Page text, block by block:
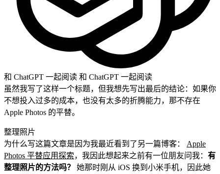
和 ChatGPT 一起阅读 和 ChatGPT 一起阅读
虽然我写了这样一个标题，但我想先写出最后的结论：如果你
不想投入过多的成本，也没有太多的折腾能力，那不存在
Apple Photos 的平替。
整理照片
为什么写这篇文章是因为我最近看到了另一篇博客： Apple
Photos 平替应用探索，我因此想起来之前有一位朋友问我： 有
整理照片的方法吗？
她那时刚从 iOS 换到小米手机，因此她